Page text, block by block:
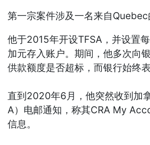
第一宗案件涉及一名来自Quebec
他于2015年开设TFSA，并设置
加元存入账户。期间，他多次向
供款额度是否超标，而银行始终
直到2020年6月，他突然收到加
A）电邮通知，称其CRA My
信息。